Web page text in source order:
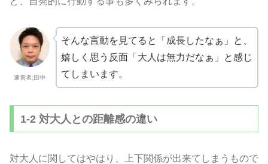
運営者:田中
そんな言動を見てると「成長したなぁ」と、
嬉しく思う反面「大人は無力だなぁ」と感じ
てしまいます。
1-2 対大人との距離感の違い
対大人に関してはやはり、上下関係が出来てしまうもので